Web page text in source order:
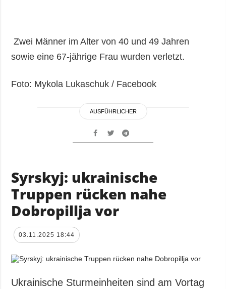
Zwei Männer im Alter von 40 und 49 Jahren
sowie eine 67-jährige Frau wurden verletzt.
Foto: Mykola Lukaschuk / Facebook
AUSFÜHRLICHER
Syrskyj: ukrainische
Truppen rücken nahe
Dobropillja vor
03.11.2025 18:44
Ukrainische Sturmeinheiten sind am Vortag